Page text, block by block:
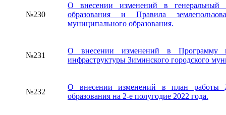
№230
О внесении изменений в генеральный
образования и Правила
муниципального образования.
№231
О внесении изменений в Программу
инфраструктуры Зиминского городского
№232
О внесении изменений в план работы
образования на 2-е полугодие 2022 года.